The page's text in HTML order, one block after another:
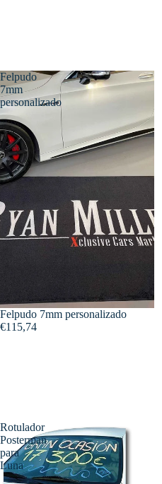
Felpudo
7mm
personalizado
Felpudo 7mm personalizado
€115,74
Rotulador
Posterman
para
Luna